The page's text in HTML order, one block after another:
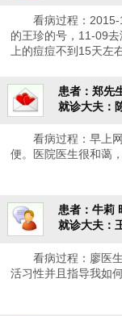
看病过程：
的王珍的号，11-09
上的痘痘不到15天左
患者：郑先
就诊大夫：
看病过程：早上
便。医院医生很和蔼
患者：牛莉
就诊大夫：
看病过程：廖医
活习性并且指导我如